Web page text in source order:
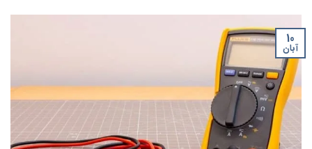
10
آبان